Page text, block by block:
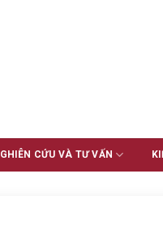
CỨU VÀ TƯ VẤN